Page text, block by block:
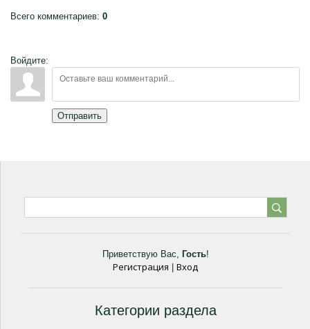
Всего комментариев: 0
Войдите:
Отправить
Приветствую Вас, Гость!
Регистрация Вход
Категории раздела